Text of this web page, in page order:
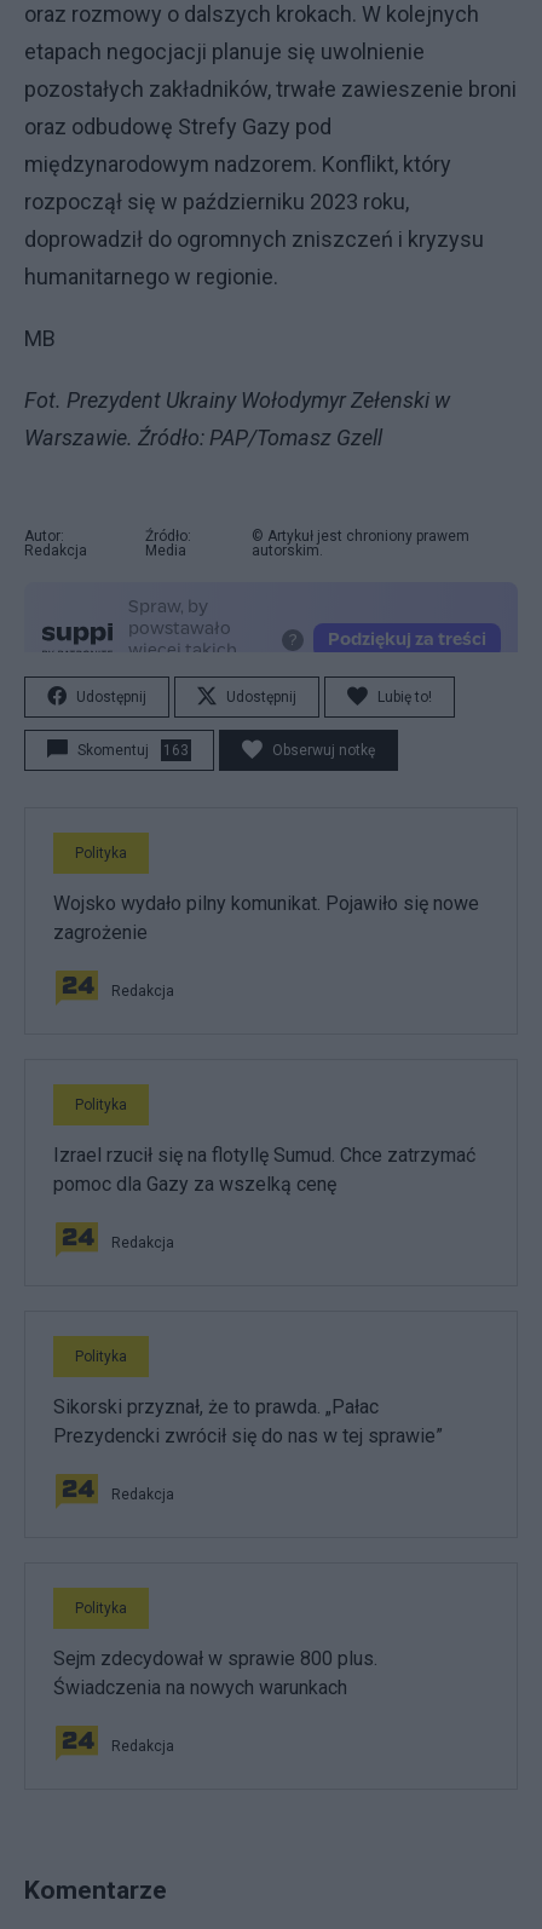
oraz rozmowy o dalszych krokach. W kolejnych
etapach negocjacji planuje się uwolnienie
pozostałych zakładników, trwałe zawieszenie broni
oraz odbudowę Strefy Gazy pod
międzynarodowym nadzorem. Konflikt, który
rozpoczął się w październiku 2023 roku,
doprowadził do ogromnych zniszczeń i kryzysu
humanitarnego w regionie.
MB
Fot. Prezydent Ukrainy Wołodymyr Zełenski w
Warszawie. Źródło: PAP/Tomasz Gzell
Autor:
Redakcja
Źródło:
Media
© Artykuł jest chroniony prawem
autorskim.
Udostępnij Udostępnij Lubię to!
Skomentuj 163 Obserwuj notkę
Polityka
Wojsko wydało pilny komunikat. Pojawiło się nowe
zagrożenie
Redakcja
Polityka
Izrael rzucił się na flotyllę Sumud. Chce zatrzymać
pomoc dla Gazy za wszelką cenę
Redakcja
Polityka
Sikorski przyznał, że to prawda. „Pałac
Prezydencki zwrócił się do nas w tej sprawie”
Redakcja
Polityka
Sejm zdecydował w sprawie 800 plus.
Świadczenia na nowych warunkach
Redakcja
Komentarze